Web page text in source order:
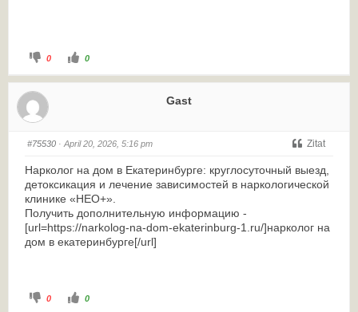
0 0
Gast
#75530 · April 20, 2026, 5:16 pm Zitat
Нарколог на дом в Екатеринбурге: круглосуточный выезд,
детоксикация и лечение зависимостей в наркологической
клинике «НЕО+».
Получить дополнительную информацию -
[url=https://narkolog-na-dom-ekaterinburg-1.ru/]нарколог на
дом в екатеринбурге[/url]
0 0